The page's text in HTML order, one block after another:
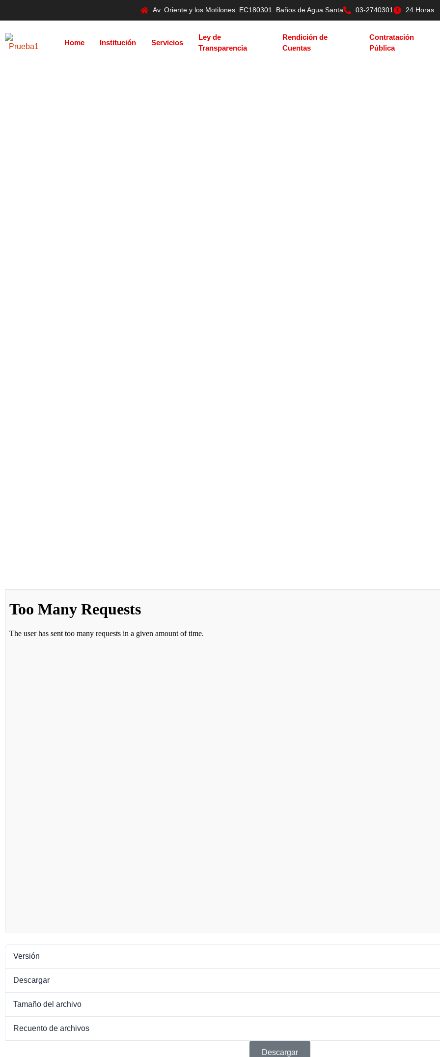
Av. Oriente y los Motilones. EC180301. Baños de Agua Santa 03-2740301 24 Horas
Home Institución Servicios
Ley de
Transparencia
Rendición de
Cuentas
Contratación
Pública
Versión
Descargar
Tamaño del archivo
Recuento de archivos
Descargar